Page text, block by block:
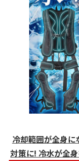
冷却範囲が全身に
対策に! 冷水が全